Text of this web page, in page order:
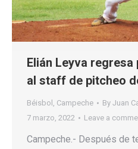
Elián Leyva
al staff de pitcheo
Béisbol , Campeche By Juan
7 marzo, 2022
Leave a
Campeche.- Después de